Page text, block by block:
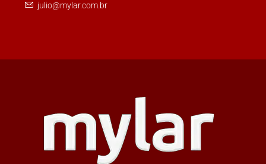
julio@mylar.com.br